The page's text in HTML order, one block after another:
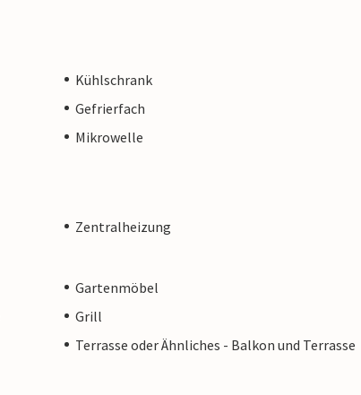
Kühlschrank
Gefrierfach
Mikrowelle
Zentralheizung
Gartenmöbel
Grill
Terrasse oder Ähnliches - Balkon und Terrasse